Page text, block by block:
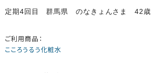
定期4回目 群馬県 のなきょんさま 42歳
ご利用商品：
こころうるう化粧水